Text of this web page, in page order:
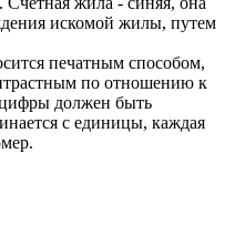
искомой жилы, путем
печатным способом,
по отношению к
должен быть
с единицы, каждая